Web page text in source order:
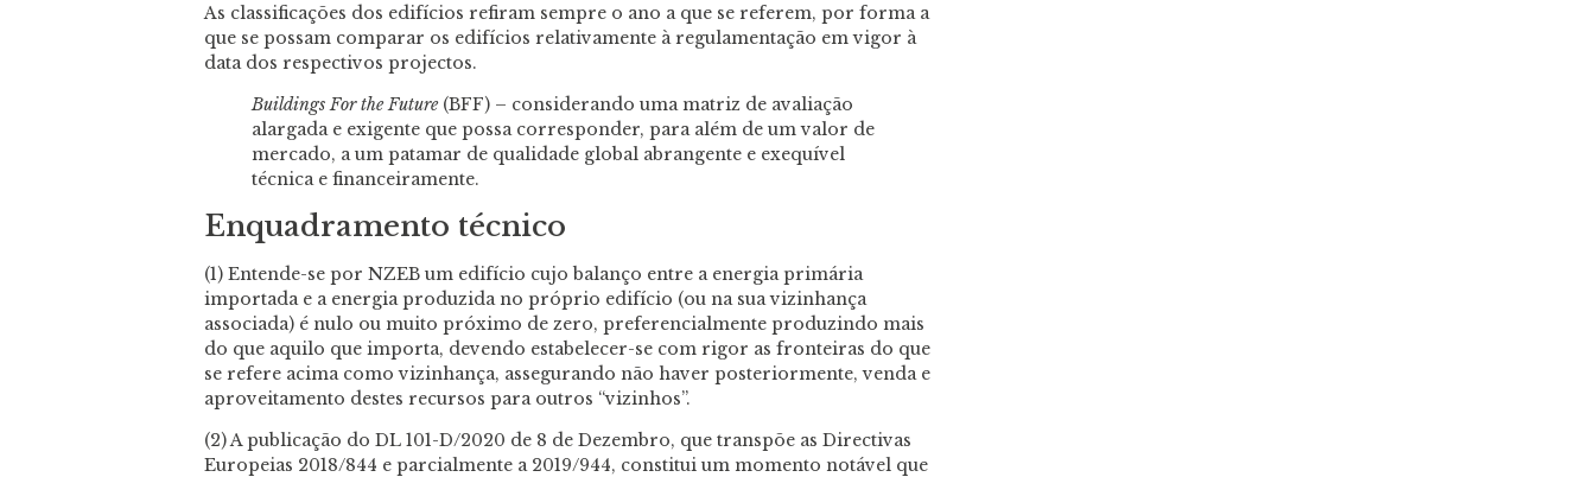
As classificações dos edifícios refiram sempre o ano a que se referem, por forma a
que se possam comparar os edifícios relativamente à regulamentação em vigor à
data dos respectivos projectos.
Buildings For the Future(BFF) – considerando uma matriz de avaliação
alargada e exigente que possa corresponder, para além de um valor de
mercado, a um patamar de qualidade global abrangente e exequível
técnica e financeiramente.
Enquadramento técnico
(1) Entende-se por NZEB um edifício cujo balanço entre a energia primária
importada e a energia produzida no próprio edifício (ou na sua vizinhança
associada) é nulo ou muito próximo de zero, preferencialmente produzindo mais
do que aquilo que importa, devendo estabelecer-se com rigor as fronteiras do que
se refere acima como vizinhança, assegurando não haver posteriormente, venda e
aproveitamento destes recursos para outros “vizinhos”.
(2) A publicação do DL 101-D/2020 de 8 de Dezembro, que transpõe as Directivas
Europeias 2018/844 e parcialmente a 2019/944, constitui um momento notável que